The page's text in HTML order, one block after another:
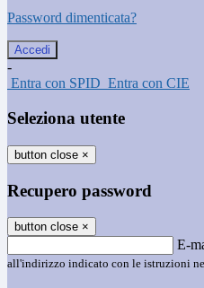
Password dimenticata?
-
Entra con SPID Entra con CIE
Seleziona utente
button close ×
Recupero password
button close ×
E-
all'indirizzo indicato con le istruzioni